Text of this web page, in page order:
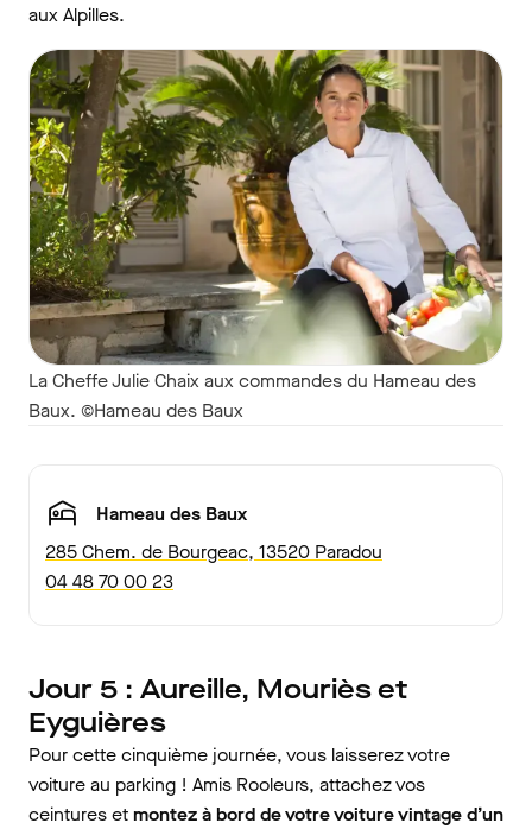
aux Alpilles.
La Cheffe Julie Chaix aux commandes du Hameau des
Baux. ©Hameau des Baux
Hameau des Baux
285 Chem. de Bourgeac, 13520 Paradou
04 48 70 00 23
Jour 5 : Aureille, Mouriès et
Eyguières
Pour cette cinquième journée, vous laisserez votre
voiture au parking ! Amis Rooleurs, attachez vos
ceintures etmontez à bord de votre voiture vintage d’un